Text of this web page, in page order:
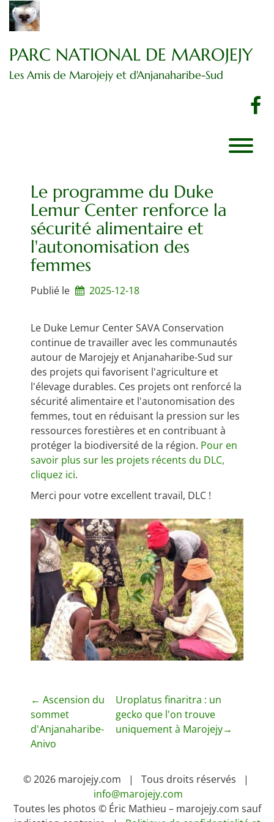
Passer
contenu
PARC NATIONAL DE MAROJEJY
Les Amis de Marojejy et d'Anjanaharibe-Sud
Le programme du Duke
Lemur Center renforce la
sécurité alimentaire et
l'autonomisation des
femmes
Publié le 2025-12-18
Le Duke Lemur Center SAVA Conservation
continue de travailler avec les communautés
autour de Marojejy et Anjanaharibe-Sud sur
des projets qui favorisent l'agriculture et
l'élevage durables. Ces projets ont renforcé la
sécurité alimentaire et l'autonomisation des
femmes, tout en réduisant la pression sur les
ressources forestières et en contribuant à
protéger la biodiversité de la région. Pour en
savoir plus sur les projets récents du DLC,
cliquez ici.
Merci pour votre excellent travail, DLC !
N
a
v
i
a
← Ascension du
sommet
d'Anjanaharibe-
Anivo
Uroplatus finaritra : un
gecko que l'on trouve
uniquement à Marojejy→
© 2026 marojejy.com | Tous droits réservés |
info@marojejy.com
Toutes les photos © Éric Mathieu – marojejy.com sauf